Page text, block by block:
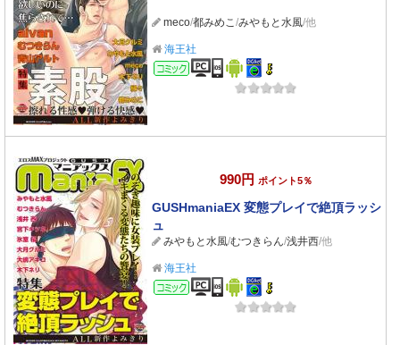
meco/都みめこ/みやもと水風/他
海王社
コミック
990円 ポイント5％
GUSHmaniaEX 変態プレイで絶頂ラッシ
ュ
みやもと水風/むつきらん/浅井西/他
海王社
コミック